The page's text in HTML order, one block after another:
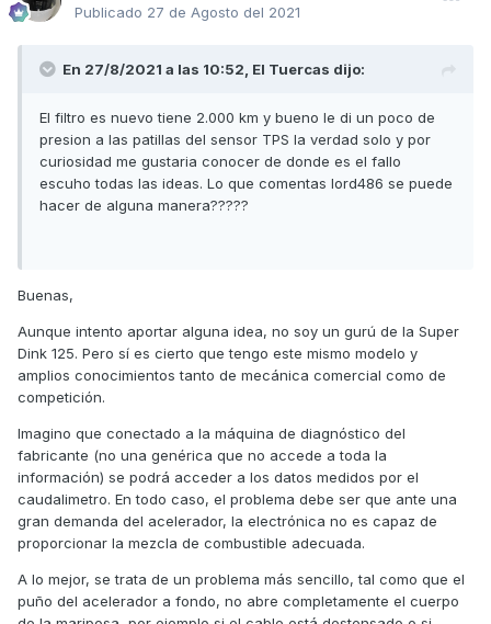
Publicado 27 de Agosto del 2021
En 27/8/2021 a las 10:52, El Tuercas dijo:
El filtro es nuevo tiene 2.000 km y bueno le di un poco de
presion a las patillas del sensor TPS la verdad solo y por
curiosidad me gustaria conocer de donde es el fallo
escuho todas las ideas. Lo que comentas lord486 se puede
hacer de alguna manera?????
Buenas,
Aunque intento aportar alguna idea, no soy un gurú de la Super
Dink 125. Pero sí es cierto que tengo este mismo modelo y
amplios conocimientos tanto de mecánica comercial como de
competición.
Imagino que conectado a la máquina de diagnóstico del
fabricante (no una genérica que no accede a toda la
información) se podrá acceder a los datos medidos por el
caudalimetro. En todo caso, el problema debe ser que ante una
gran demanda del acelerador, la electrónica no es capaz de
proporcionar la mezcla de combustible adecuada.
A lo mejor, se trata de un problema más sencillo, tal como que el
puño del acelerador a fondo, no abre completamente el cuerpo